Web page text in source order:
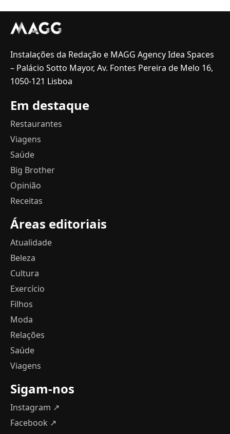
Instalações da Redação e MAGG Agency Idea Spaces
– Palácio Sotto Mayor, Av. Fontes Pereira de Melo 16,
1050-121 Lisboa
Em destaque
Restaurantes
Viagens
Saúde
Big Brother
Opinião
Receitas
Áreas editoriais
Atualidade
Beleza
Cultura
Exercício
Filhos
Moda
Relações
Saúde
Viagens
Sigam-nos
Instagram ↗
Facebook ↗